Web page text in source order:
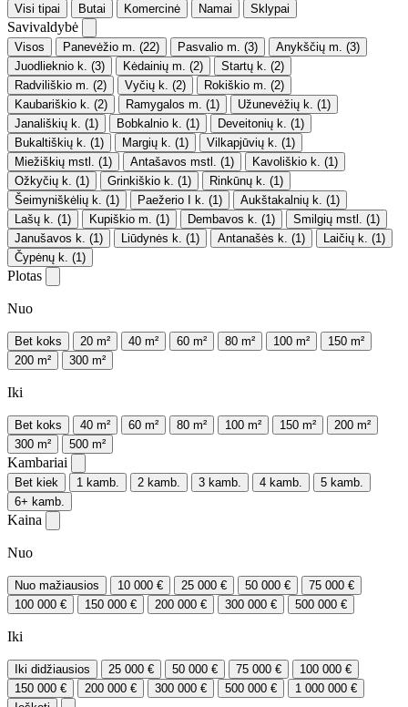
Visi tipai Butai Komercinė Namai Sklypai
Savivaldybė
Visos Panevėžio m. (22) Pasvalio m. (3) Anykščių m. (3)
Juodlieknio k. (3) Kėdainių m. (2) Startų k. (2)
Radviliškio m. (2) Vyčių k. (2) Rokiškio m. (2)
Kaubariškio k. (2) Ramygalos m. (1) Užunevėžių k. (1)
Janališkių k. (1) Bobkalnio k. (1) Deveitonių k. (1)
Bukaltiškių k. (1) Margių k. (1) Vilkapjūvių k. (1)
Miežiškių mstl. (1) Antašavos mstl. (1) Kavoliškio k. (1)
Ožkyčių k. (1) Grinkiškio k. (1) Rinkūnų k. (1)
Šeimyniškėlių k. (1) Paežerio I k. (1) Aukštakalnių k. (1)
Lašų k. (1) Kupiškio m. (1) Dembavos k. (1) Smilgių mstl. (1)
Janušavos k. (1) Liūdynės k. (1) Antanašės k. (1) Laičių k. (1)
Čypėnų k. (1)
Plotas
Nuo
Bet koks 20 m² 40 m² 60 m² 80 m² 100 m²
150 m²
200 m²
300 m²
Iki
Bet koks 40 m² 60 m² 80 m² 100 m² 150 m²
200 m²
300 m²
500 m²
Kambariai
Bet kiek 1 kamb. 2 kamb. 3 kamb. 4 kamb.
5 kamb.
6+ kamb.
Kaina
Nuo
Nuo mažiausios 10 000 € 25 000 € 50 000 €
75 000 €
100 000 €
150 000 € 200 000 € 300 000 € 500 000 €
Iki
Iki didžiausios 25 000 € 50 000 € 75 000 €
100 000 €
150 000 €
200 000 € 300 000 € 500 000 €
1 000 000 €